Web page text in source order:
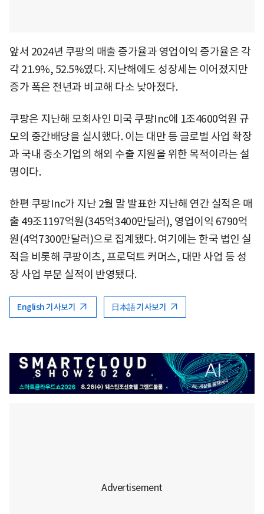
앞서 2024년 쿠팡의 매출 증가율과 영업이익 증가율은 각
각 21.9%, 52.5%였다. 지난해에도 성장세는 이어졌지만
증가 폭은 전년과 비교해 다소 낮아졌다.
쿠팡은 지난해 모회사인 미국 쿠팡Inc에 1조4600억원 규
모의 중간배당을 실시했다. 이는 대만 등 글로벌 사업 확장
과 국내 중소기업의 해외 수출 지원을 위한 목적이라는 설
명이다.
한편 쿠팡Inc가 지난 2월 말 발표한 지난해 연간 실적은 매
출 49조1197억원(345억3400만달러), 영업이익 6790억
원(4억7300만달러)으로 집계됐다. 여기에는 한국 법인 실
적을 비롯해 쿠팡이츠, 프로덕트 커머스, 대만 사업 등 성
장 사업 부문 실적이 반영됐다.
English 기사보기 日本語 기사보기